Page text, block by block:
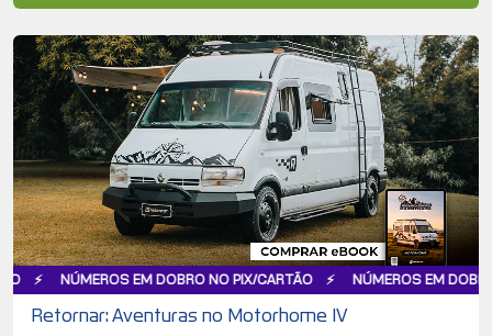
EM DOBRO NO PIX/CARTÃO NÚMEROS EM DOBRO NO PIX/
Retornar: Aventuras no Motorhome IV